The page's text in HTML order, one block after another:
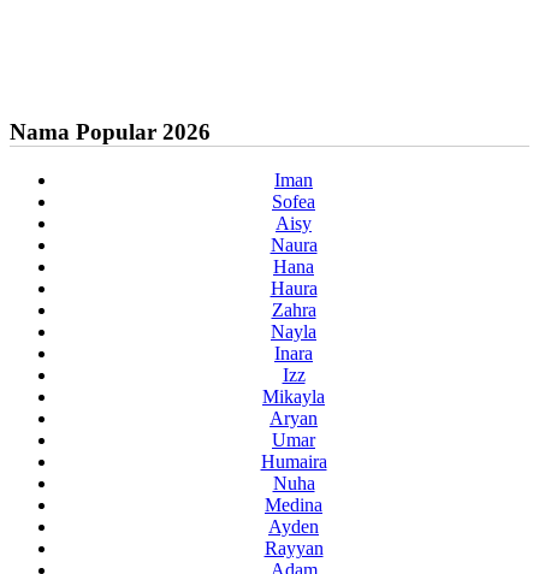
Nama Popular 2026
Iman
Sofea
Aisy
Naura
Hana
Haura
Zahra
Nayla
Inara
Izz
Mikayla
Aryan
Umar
Humaira
Nuha
Medina
Ayden
Rayyan
Adam